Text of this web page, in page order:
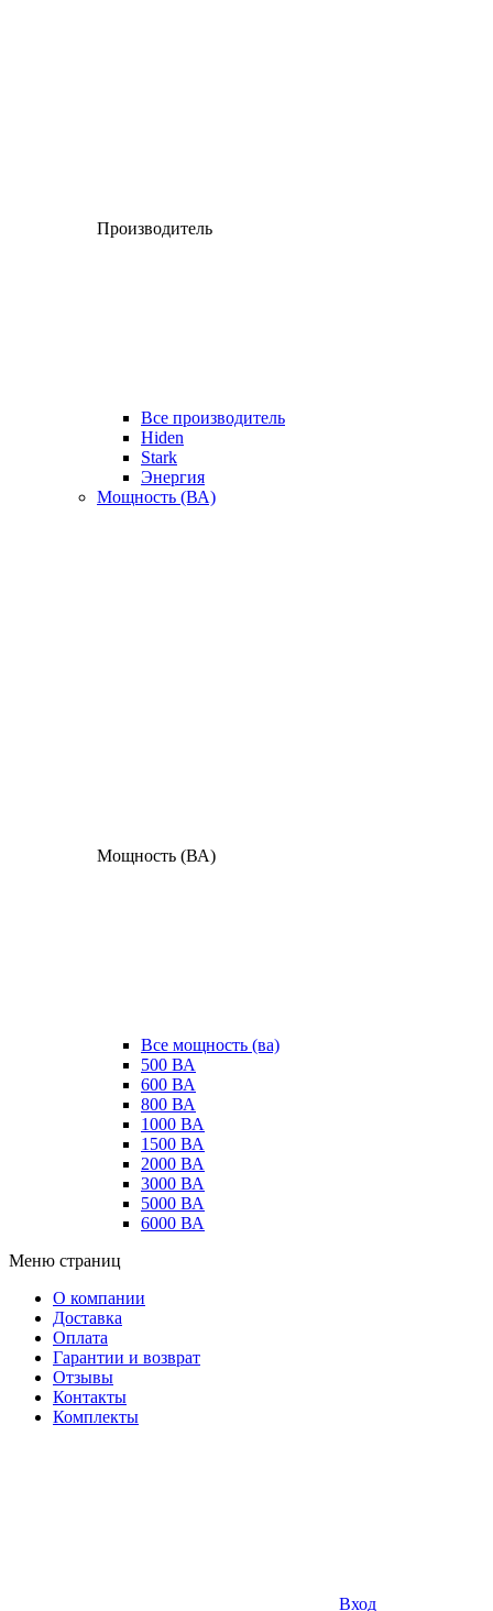
Производитель
Все производитель
Hiden
Stark
Энергия
Мощность (ВА)
Мощность (ВА)
Все мощность (ва)
500 ВА
600 ВА
800 ВА
1000 ВА
1500 ВА
2000 ВА
3000 ВА
5000 ВА
6000 ВА
Меню страниц
О компании
Доставка
Оплата
Гарантии и возврат
Отзывы
Контакты
Комплекты
Вход